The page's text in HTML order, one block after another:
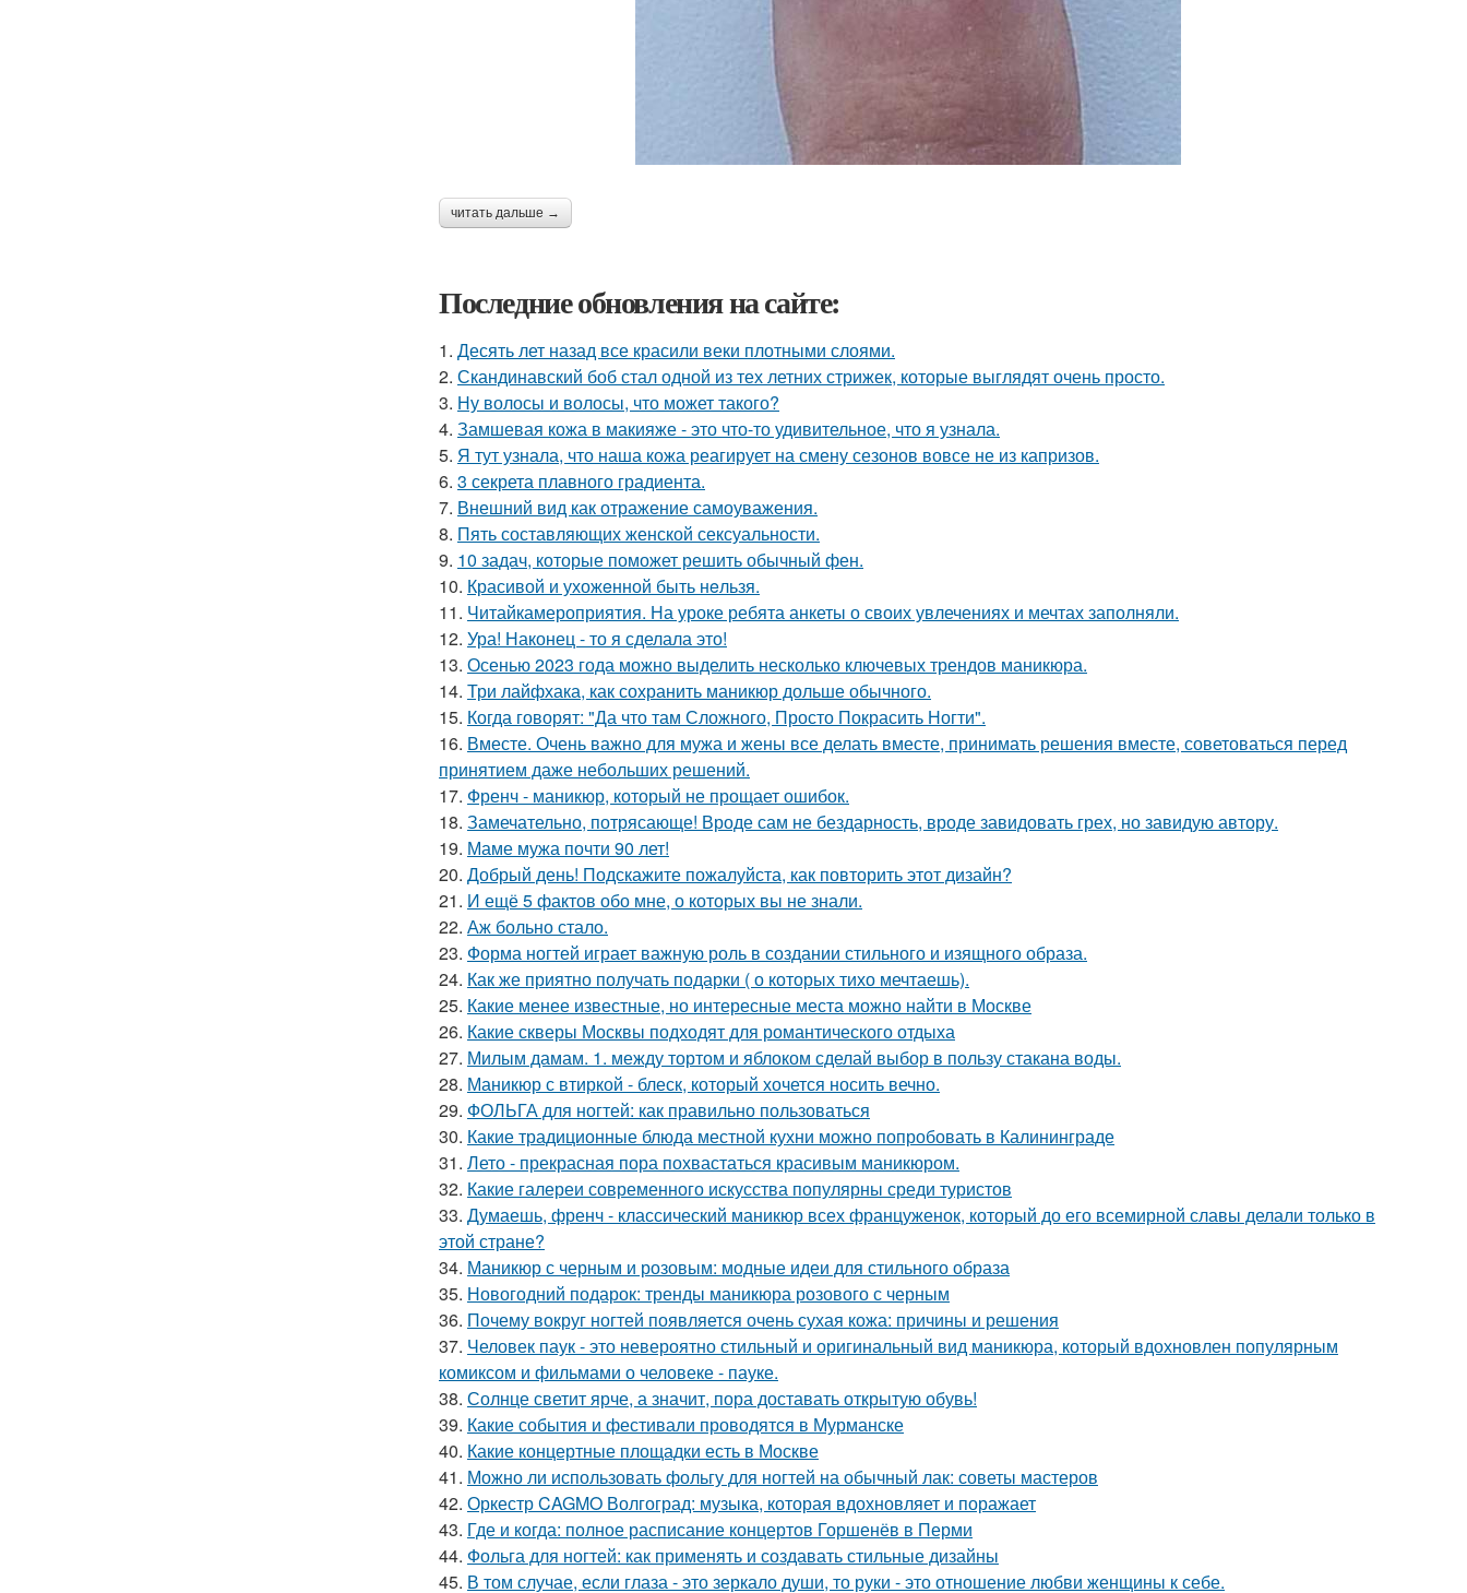
читать дальше →
Последние обновления на сайте:
1. Десять лет назад все красили веки плотными слоями.
2. Скандинавский боб стал одной из тех летних стрижек, которые выглядят очень просто.
3. Ну волосы и волосы, что может такого?
4. Замшевая кожа в макияже - это что-то удивительное, что я узнала.
5. Я тут узнала, что наша кожа реагирует на смену сезонов вовсе не из капризов.
6. 3 секрета плавного градиента.
7. Внешний вид как отражение самоуважения.
8. Пять составляющих женской сексуальности.
9. 10 задач, которые поможет решить обычный фен.
10. Красивой и ухожeнной быть нeльзя.
11. Читайкамероприятия. На уроке ребята анкеты о своих увлечениях и мечтах заполняли.
12. Ура! Наконец - то я сделала это!
13. Осенью 2023 года можно выделить несколько ключевых трендов маникюра.
14. Три лайфхака, как сохранить маникюр дольше обычного.
15. Когда говорят: "Да что там Сложного, Просто Покрасить Ногти".
16. Вместе. Очень важно для мужа и жены все делать вместе, принимать решения вместе, советоваться перед
принятием даже небольших решений.
17. Френч - маникюр, который не прощает ошибок.
18. Замечательно, потрясающе! Вроде сам не бездарность, вроде завидовать грех, но завидую автору.
19. Маме мужа почти 90 лет!
20. Добрый день! Подскажите пожалуйста, как повторить этот дизайн?
21. И ещё 5 фактов обо мне, о которых вы не знали.
22. Аж больно стало.
23. Форма ногтей играет важную роль в создании стильного и изящного образа.
24. Как же приятно получать подарки ( о которых тихо мечтаешь).
25. Какие менее известные, но интересные места можно найти в Москве
26. Какие скверы Москвы подходят для романтического отдыха
27. Милым дамам. 1. между тортом и яблоком сделай выбор в пользу стакана воды.
28. Маникюр с втиркой - блеск, который хочется носить вечно.
29. ФОЛЬГА для ногтей: как правильно пользоваться
30. Какие традиционные блюда местной кухни можно попробовать в Калининграде
31. Лето - прекрасная пора похвастаться красивым маникюром.
32. Какие галереи современного искусства популярны среди туристов
33. Думаешь, френч - классический маникюр всех француженок, который до его всемирной славы делали только в
этой стране?
34. Маникюр с черным и розовым: модные идеи для стильного образа
35. Новогодний подарок: тренды маникюра розового с черным
36. Почему вокруг ногтей появляется очень сухая кожа: причины и решения
37. Человек паук - это невероятно стильный и оригинальный вид маникюра, который вдохновлен популярным
комиксом и фильмами о человеке - пауке.
38. Солнце светит ярче, а значит, пора доставать открытую обувь!
39. Какие события и фестивали проводятся в Мурманске
40. Какие концертные площадки есть в Москве
41. Можно ли использовать фольгу для ногтей на обычный лак: советы мастеров
42. Оркестр CAGMO Волгоград: музыка, которая вдохновляет и поражает
43. Где и когда: полное расписание концертов Горшенёв в Перми
44. Фольга для ногтей: как применять и создавать стильные дизайны
45. В том случае, если глаза - это зеркало души, то руки - это отношение любви женщины к себе.